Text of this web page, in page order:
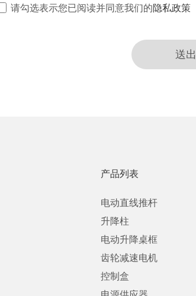
请勾选表示您已阅读并同意我们的隐私政策
送出
产品列表
电动直线推杆
升降柱
电动升降桌框
齿轮减速电机
控制盒